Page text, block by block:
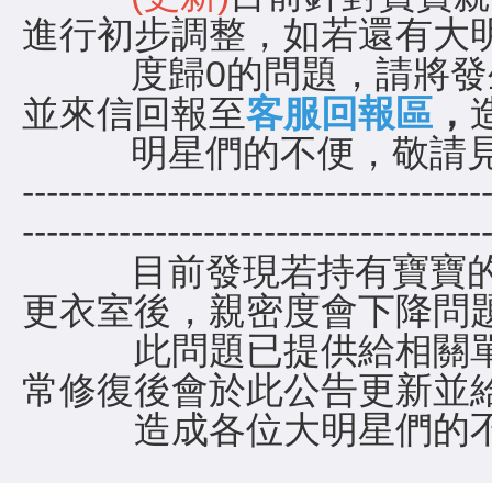
進行初步調整，如若還有大
度歸0的問題，請將發
並來信回報至客服回報區 ，
明星們的不便，敬請
目前發現若持有寶寶的
更衣室後，親密度會下降問
此問題已提供給相關單
常修復後會於此公告更新並
造成各位大明星們的不